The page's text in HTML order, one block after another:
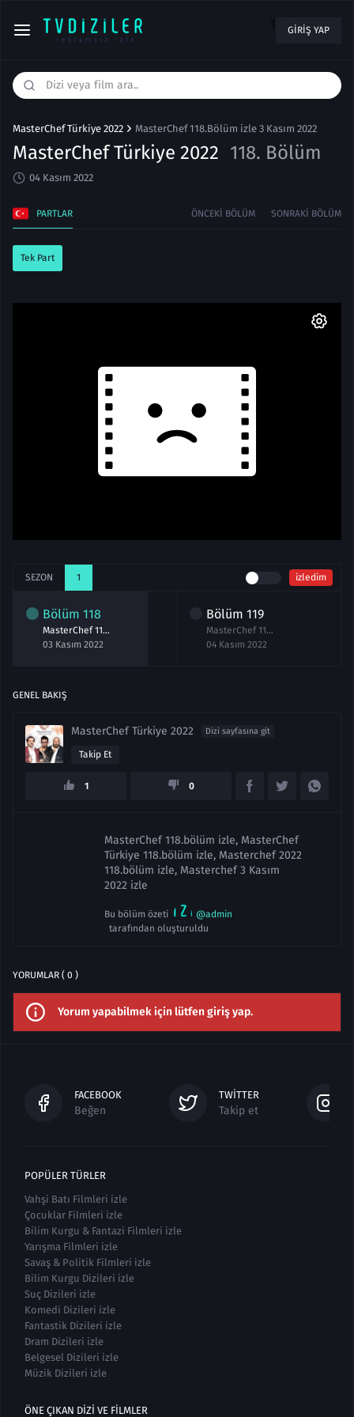
1 GIRIŞ YAP
MasterChef Türkiye 2022 MasterChef 118.Bölüm izle 3 Kasım 2022
MasterChef Türkiye 2022 118. Bölüm
04 Kasım 2022
PARTLAR ÖNCEKI BÖLÜM SONRAKI BÖLÜM
Tek Part
SEZON 1 izledim
Bölüm 118
MasterChef 118.Bölüm izle 3 Kasım 2022
03 Kasım 2022
Bölüm 119
MasterChef 119.Bölüm izle 4 Kasım 2022
04 Kasım 2022
GENEL BAKIŞ
MasterChef Türkiye 2022 Dizi sayfasına git
Takip Et
1 0
MasterChef 118.bölüm izle, MasterChef
Türkiye 118.bölüm izle, Masterchef 2022
118.bölüm izle, Masterchef 3 Kasım
2022 izle
Bu bölüm özeti
@admin
tarafından oluşturuldu
YORUMLAR ( 0 )
Yorum yapabilmek için lütfen giriş yap.
FACEBOOK
Beğen
TWITTER
Takip et
POPÜLER TÜRLER
Vahşi Batı Filmleri izle
Çocuklar Filmleri izle
Bilim Kurgu & Fantazi Filmleri izle
Yarışma Filmleri izle
Savaş & Politik Filmleri izle
Bilim Kurgu Dizileri izle
Suç Dizileri izle
Komedi Dizileri izle
Fantastik Dizileri izle
Dram Dizileri izle
Belgesel Dizileri izle
Müzik Dizileri izle
ÖNE ÇIKAN DIZI VE FILMLER